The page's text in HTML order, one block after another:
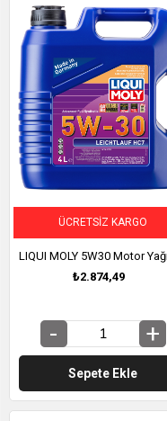
₺2.874,49
Sepete Ekle
ÜCRETSIZ KARGO